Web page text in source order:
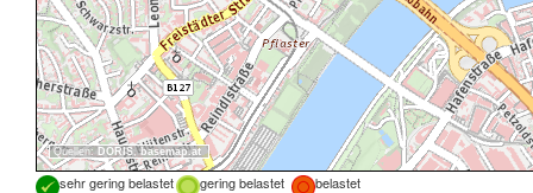
Quellen: DORIS,basemap.at
sehr gering belastet gering belastet
belastet